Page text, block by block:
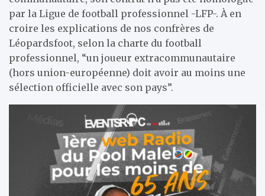
par la Ligue de football professionnel -LFP-. À en
croire les explications de nos confrères de
Léopardsfoot, selon la charte du football
professionnel, “un joueur extracommunautaire
(hors union-européenne) doit avoir au moins une
sélection officielle avec son pays”.